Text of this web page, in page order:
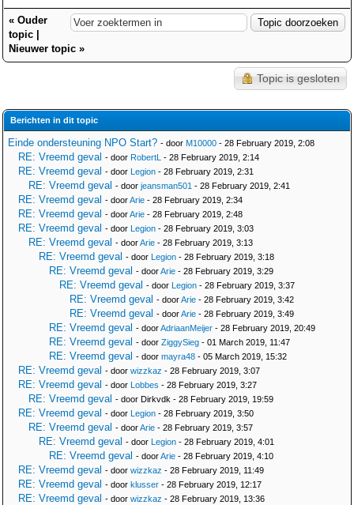
« Ouder
topic
Nieuwer topic »
Topic is gesloten
Berichten in dit topic
Einde ondersteuning NPO Start? - door M10000 - 28 February 2019, 2:08
RE: Vreemd geval - door RobertL - 28 February 2019, 2:14
RE: Vreemd geval - door Legion - 28 February 2019, 2:31
RE: Vreemd geval - door jeansman501 - 28 February 2019, 2:41
RE: Vreemd geval - doorArie - 28 February 2019, 2:34
RE: Vreemd geval - doorArie - 28 February 2019, 2:48
RE: Vreemd geval - door Legion - 28 February 2019, 3:03
RE: Vreemd geval - doorArie - 28 February 2019, 3:13
RE: Vreemd geval - door Legion - 28 February 2019, 3:18
RE: Vreemd geval - doorArie - 28 February 2019, 3:29
RE: Vreemd geval - door Legion - 28 February 2019, 3:37
RE: Vreemd geval - doorArie - 28 February 2019, 3:42
RE: Vreemd geval - doorArie - 28 February 2019, 3:49
RE: Vreemd geval - doorAdriaanMeijer - 28 February 2019, 20:49
RE: Vreemd geval - door ZiggySieg - 01 March 2019, 11:47
RE: Vreemd geval - door mayra48 - 05 March 2019, 15:32
RE: Vreemd geval - door wizzkaz - 28 February 2019, 3:07
RE: Vreemd geval - door Lobbes - 28 February 2019, 3:27
RE: Vreemd geval - door Dirkvdk - 28 February 2019, 19:59
RE: Vreemd geval - door Legion - 28 February 2019, 3:50
RE: Vreemd geval - doorArie - 28 February 2019, 3:57
RE: Vreemd geval - door Legion - 28 February 2019, 4:01
RE: Vreemd geval - doorArie - 28 February 2019, 4:10
RE: Vreemd geval - door wizzkaz - 28 February 2019, 11:49
RE: Vreemd geval - door klusser - 28 February 2019, 12:17
RE: Vreemd geval - door wizzkaz - 28 February 2019, 13:36